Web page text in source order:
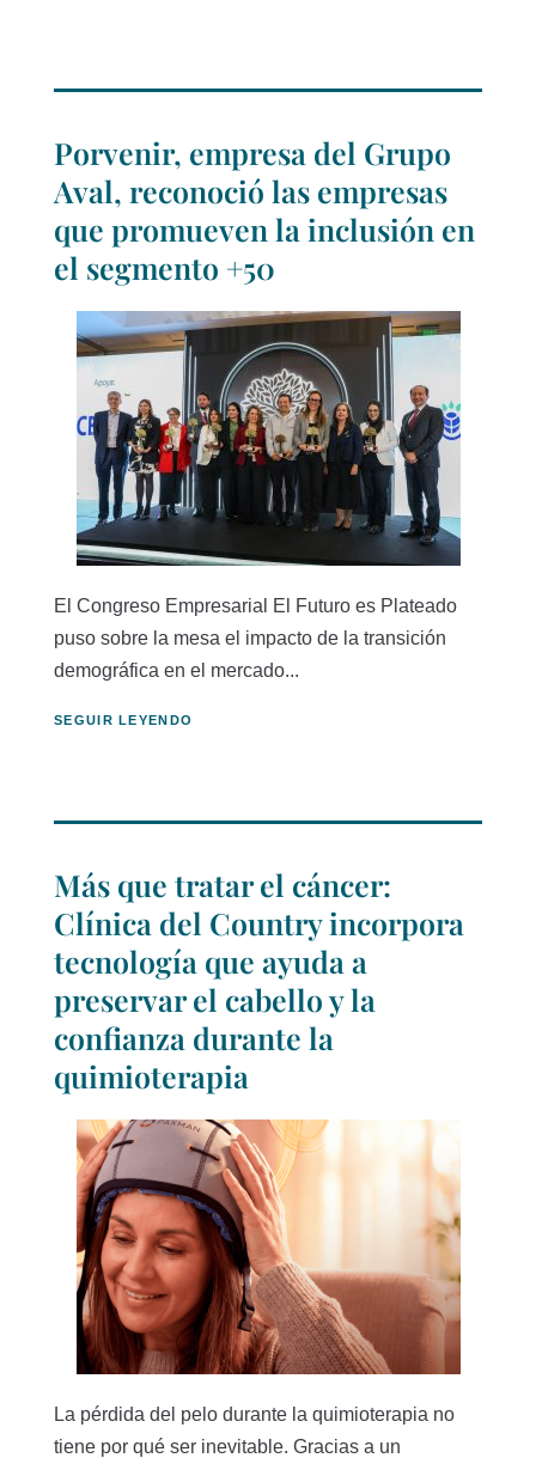
Porvenir, empresa del Grupo
Aval, reconoció las empresas
que promueven la inclusión en
el segmento +50
El Congreso Empresarial El Futuro es Plateado
puso sobre la mesa el impacto de la transición
demográfica en el mercado...
SEGUIR LEYENDO
Más que tratar el cáncer:
Clínica del Country incorpora
tecnología que ayuda a
preservar el cabello y la
confianza durante la
quimioterapia
La pérdida del pelo durante la quimioterapia no
tiene por qué ser inevitable. Gracias a un